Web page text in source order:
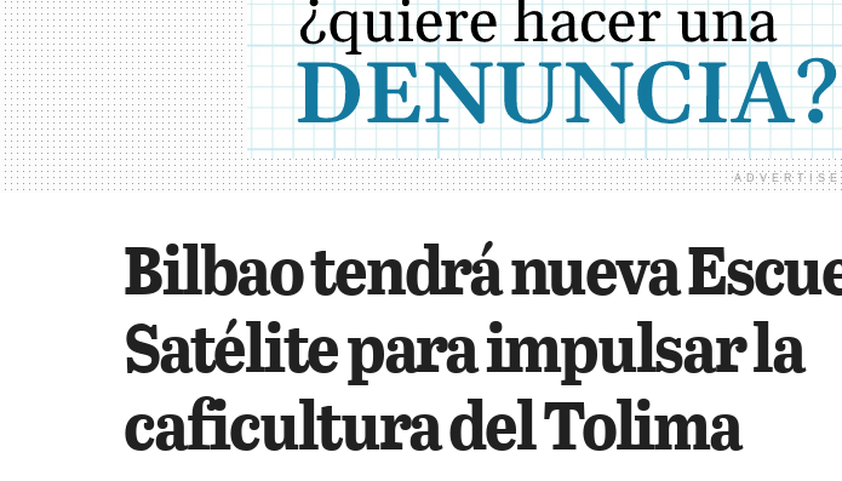
Bilbao tendrá nueva
Satélite para impulsar la
caficultura del Tolima